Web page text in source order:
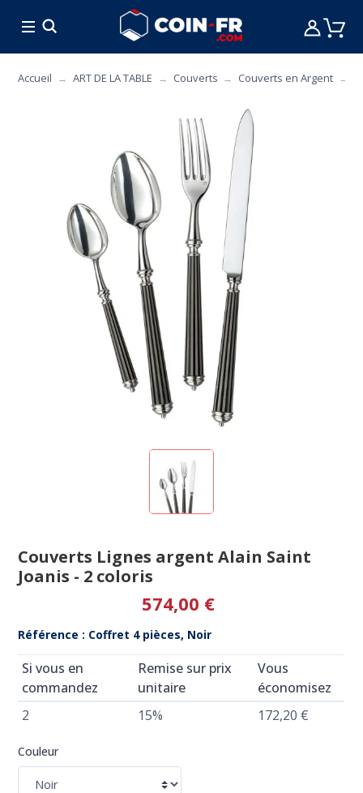
CUISINE MOBILIER
Accueil ART DE LA TABLE Couverts Couverts en Argent
Couverts Lignes argent Alain Saint
Joanis - 2 coloris
574,00 €
Référence : Coffret 4 pièces, Noir
Si vous en
commandez
Remise sur prix
unitaire
Vous
économisez
2
15% 172,20 €
Couleur